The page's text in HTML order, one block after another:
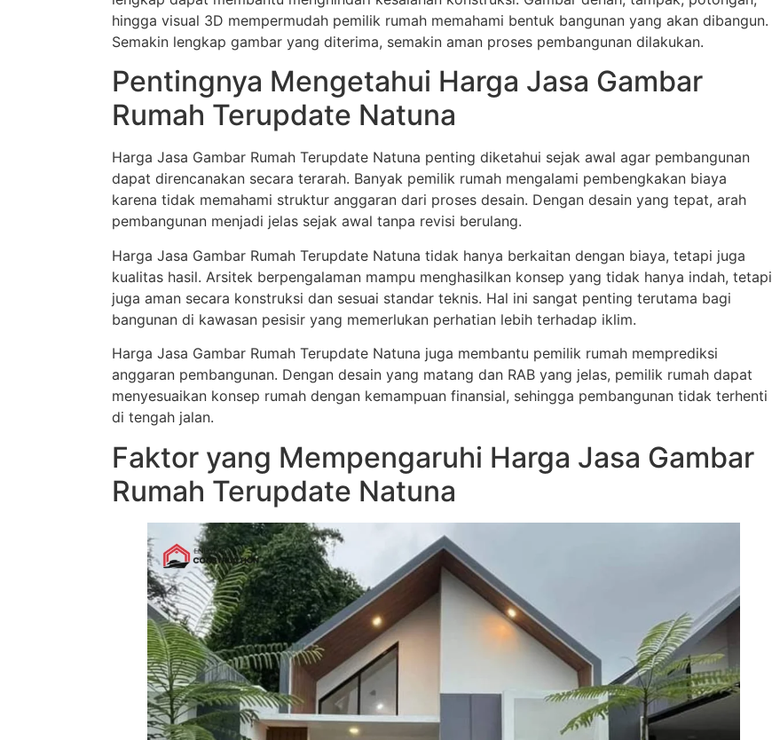
hingga visual 3D mempermudah pemilik rumah memahami bentuk bangunan yang akan dibangun.
Semakin lengkap gambar yang diterima, semakin aman proses pembangunan dilakukan.
Pentingnya Mengetahui Harga Jasa Gambar
Rumah Terupdate Natuna
Harga Jasa Gambar Rumah Terupdate Natuna penting diketahui sejak awal agar pembangunan
dapat direncanakan secara terarah. Banyak pemilik rumah mengalami pembengkakan biaya
karena tidak memahami struktur anggaran dari proses desain. Dengan desain yang tepat, arah
pembangunan menjadi jelas sejak awal tanpa revisi berulang.
Harga Jasa Gambar Rumah Terupdate Natuna tidak hanya berkaitan dengan biaya, tetapi juga
kualitas hasil. Arsitek berpengalaman mampu menghasilkan konsep yang tidak hanya indah, tetapi
juga aman secara konstruksi dan sesuai standar teknis. Hal ini sangat penting terutama bagi
bangunan di kawasan pesisir yang memerlukan perhatian lebih terhadap iklim.
Harga Jasa Gambar Rumah Terupdate Natuna juga membantu pemilik rumah memprediksi
anggaran pembangunan. Dengan desain yang matang dan RAB yang jelas, pemilik rumah dapat
menyesuaikan konsep rumah dengan kemampuan finansial, sehingga pembangunan tidak terhenti
di tengah jalan.
Faktor yang Mempengaruhi Harga Jasa Gambar
Rumah Terupdate Natuna